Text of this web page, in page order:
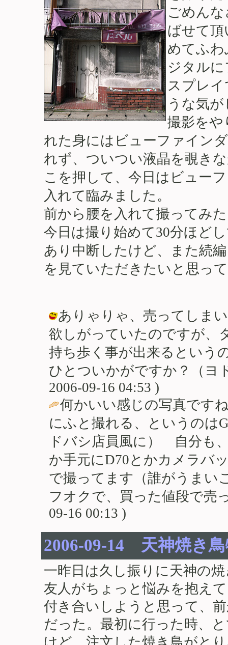
ごめん
ばせて頂
めてふわ
ジタル
スプレ
うな気
撮影をや
れた身にはビューファイン
れず、ついつい液晶を覗き
こを押して、今日はビュー
入れて臨みました。
前から腰を入れて撮ってみ
今日は撮り始めて30分ほど
あり中断したけど、また続
を見ていただきたいと思っ
ありゃりゃ、売ってしま
欲しがっていたのですが、
持ち歩く事が出来るという
ひとついかがですか？（ヨ
2006-09-16 04:53 )
何かいい感じの写真です
にふと撮れる、というのは
ドバシ店員風に） 自分も
か手元にD70とかカメラバ
で撮ってます（誰がうま
フオクで、買った値段で売
09-16 00:13 )
2006-09-14 天神焼き
一昨日は久し振りに天神の
友人がちょっと悩みを抱え
付き合いしようと思って、
だった。最初に行った時、
けど、注文した焼き鳥がと